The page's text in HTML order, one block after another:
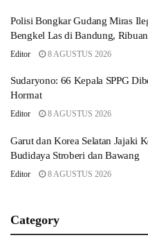
Polisi Bongkar Gudang Miras
Bengkel Las di Bandung,
Editor 8 AGUSTUS 2026
Sudaryono: 66 Kepala SPPG
Hormat
Editor 8 AGUSTUS 2026
Garut dan Korea Selatan Jajaki
Budidaya Stroberi dan Bawang
Editor 8 AGUSTUS 2026
Category